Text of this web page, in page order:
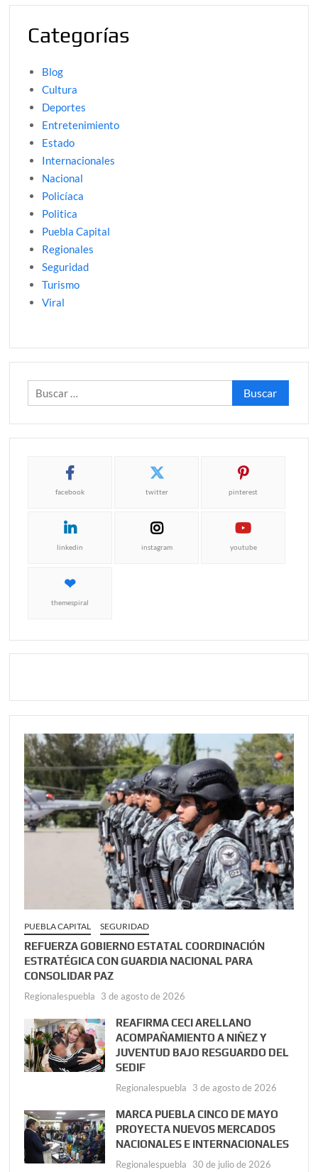
Categorías
Blog
Cultura
Deportes
Entretenimiento
Estado
Internacionales
Nacional
Policíaca
Politica
Puebla Capital
Regionales
Seguridad
Turismo
Viral
Buscar:
facebook twitter pinterest
linkedin instagram youtube
themespiral
PUEBLA CAPITAL SEGURIDAD
REFUERZA GOBIERNO ESTATAL COORDINACIÓN
ESTRATÉGICA CON GUARDIA NACIONAL PARA
CONSOLIDAR PAZ
Regionalespuebla 3 de agosto de 2026
REAFIRMA CECI ARELLANO
ACOMPAÑAMIENTO A NIÑEZ Y
JUVENTUD BAJO RESGUARDO DEL
SEDIF
Regionalespuebla 3 de agosto de 2026
MARCA PUEBLA CINCO DE MAYO
PROYECTA NUEVOS MERCADOS
NACIONALES E INTERNACIONALES
Regionalespuebla 30 de julio de 2026